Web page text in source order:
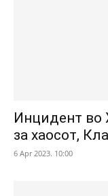
Инцидент во
за хаосот,
6 Apr 2023. 10:00